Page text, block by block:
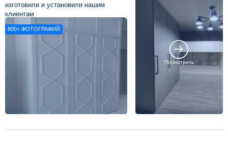
изготовили и установили нашим
клиентам
800+ ФОТОГРАФИЙ
Посмотреть